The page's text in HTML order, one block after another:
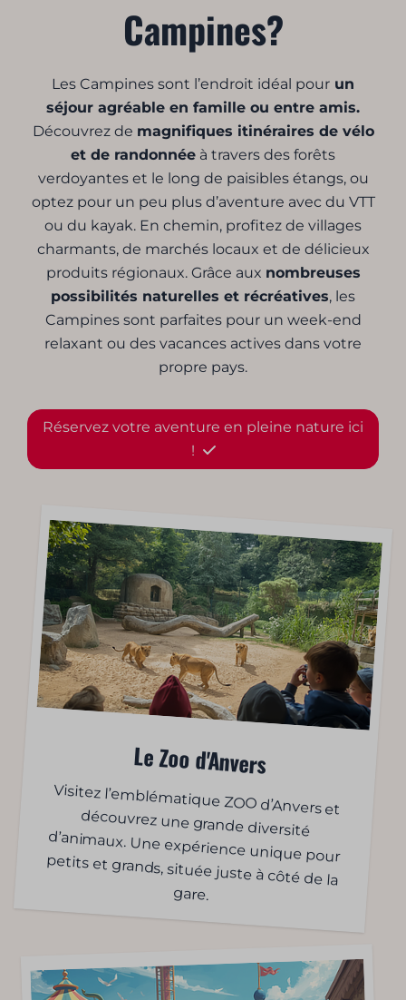
Campines?
Les Campines sont l’endroit idéal pour un
séjour agréable en famille ou entre amis.
Découvrez de magnifiques itinéraires de vélo
et de randonnée à travers des forêts
verdoyantes et le long de paisibles étangs, ou
optez pour un peu plus d’aventure avec du VTT
ou du kayak. En chemin, profitez de villages
charmants, de marchés locaux et de délicieux
produits régionaux. Grâce aux nombreuses
possibilités naturelles et récréatives, les
Campines sont parfaites pour un week-end
relaxant ou des vacances actives dans votre
propre pays.
Réservez votre aventure en pleine nature ici
!
Le Zoo d'Anvers
Visitez l’emblématique ZOO d’Anvers et
découvrez une grande diversité
d’animaux. Une expérience unique pour
petits et grands, située juste à côté de la
gare.